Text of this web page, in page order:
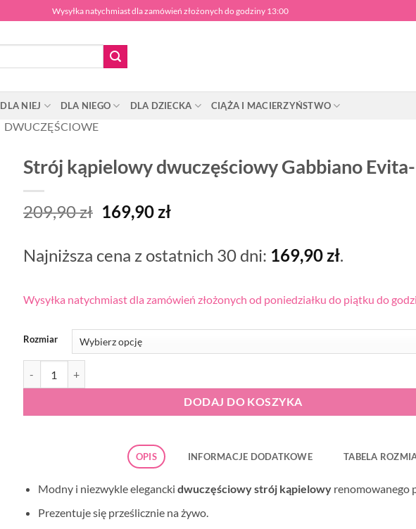
Wysyłka natychmiast dla zamówień złożonych do godziny 13:00
DLA NIEJ DLA NIEGO DLA DZIECKA CIĄŻA I MACIERZYŃSTWO
DWUCZĘŚCIOWE
Strój kąpielowy dwuczęściowy Gabbiano
209,90zł Pierwotna
cena
209,90 zł.
169,90złAktualna
wynosi:
169,90 zł.
Najniższa cena z ostatnich 30 dni: 169,90zł.
Wysyłka natychmiast dla zamówień złożonych od poniedziałku do piątku do
Rozmiar
DODAJ DO KOSZYKA
OPIS INFORMACJE DODATKOWE TABELA
Modny i niezwykle elegancki dwuczęściowy strój kąpielowyrenomowanego
Prezentuje się prześlicznie na żywo.